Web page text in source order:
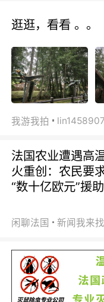
逛逛，看看 。。
我游我拍
法国农业遭遇高
火重创：农民要
“数十亿欧元”援助
闲聊法国 新闻我来找